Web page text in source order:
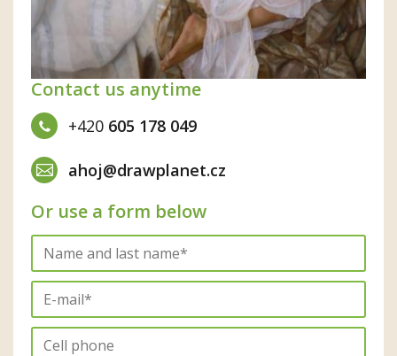
Contact us anytime
+420 605 178 049
ahoj@drawplanet.cz
Or use a form below